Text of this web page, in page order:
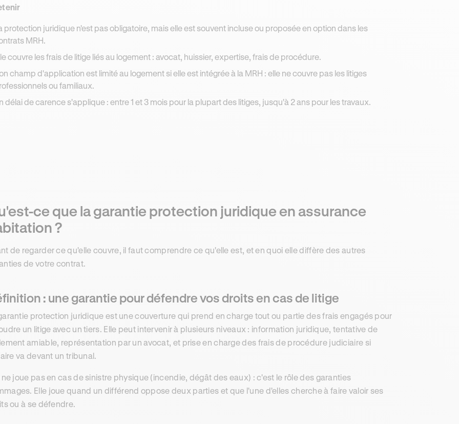
protection juridique n'est pas obligatoire, mais elle est souvent incluse ou proposée en option dans les
MRH.
couvre les frais de litige liés au logement : avocat, huissier, expertise, frais de procédure.
champ d'application est limité au logement si elle est intégrée à la MRH : elle ne couvre pas les litiges
ou familiaux.
délai de carence s'applique : entre 1 et 3 mois pour la plupart des litiges, jusqu'à 2 ans pour les travaux.
ce que la garantie protection juridique en assurance
?
de regarder ce qu'elle couvre, il faut comprendre ce qu'elle est, et en quoi elle diffère des autres
de votre contrat.
: une garantie pour défendre vos droits en cas de litige
protection juridique est une couverture qui prend en charge tout ou partie des frais engagés pour
un litige avec un tiers. Elle peut intervenir à plusieurs niveaux : information juridique, tentative de
amiable, représentation par un avocat, et prise en charge des frais de procédure judiciaire si
va devant un tribunal.
ne joue pas en cas de sinistre physique (incendie, dégât des eaux) : c'est le rôle des garanties
Elle joue quand un différend oppose deux parties et que l'une d'elles cherche à faire valoir ses
ou à se défendre.